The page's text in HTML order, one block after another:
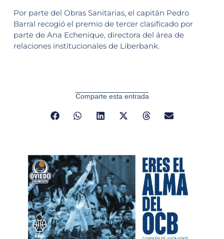
Por parte del Obras Sanitarias, el capitán Pedro
Barral recogió el premio de tercer clasificado por
parte de Ana Echenique, directora del área de
relaciones institucionales de Liberbank.
Comparte esta entrada